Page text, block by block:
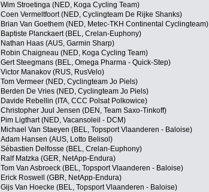
Wim Stroetinga (NED, Koga Cycling Team)
Coen Vermeltfoort (NED, Cyclingteam De Rijke Shanks)
Brian Van Goethem (NED, Metec-TKH Continental Cyclingteam)
Baptiste Planckaert (BEL, Crelan-Euphony)
Nathan Haas (AUS, Garmin Sharp)
Robin Chaigneau (NED, Koga Cycling Team)
Gert Steegmans (BEL, Omega Pharma - Quick-Step)
Victor Manakov (RUS, RusVelo)
Tom Vermeer (NED, Cyclingteam Jo Piels)
Berden De Vries (NED, Cyclingteam Jo Piels)
Davide Rebellin (ITA, CCC Polsat Polkowice)
Christopher Juul Jensen (DEN, Team Saxo-Tinkoff)
Pim Ligthart (NED, Vacansoleil - DCM)
Michael Van Staeyen (BEL, Topsport Vlaanderen - Baloise)
Adam Hansen (AUS, Lotto Belisol)
Sébastien Delfosse (BEL, Crelan-Euphony)
Ralf Matzka (GER, NetApp-Endura)
Tom Van Asbroeck (BEL, Topsport Vlaanderen - Baloise)
Erick Roswell (GBR, NetApp-Endura)
Gijs Van Hoecke (BEL, Topsport Vlaanderen - Baloise)